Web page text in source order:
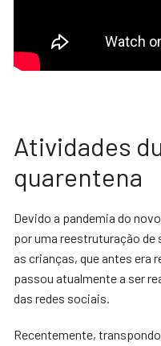
Atividades
quarentena
Devido a pandemia do
por uma reestruturação de
as crianças, que antes era
passou atualmente a ser
das redes sociais.
Recentemente,